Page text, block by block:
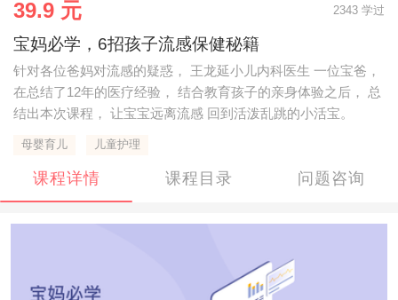
39.9 元 2343 学过
宝妈必学，6招孩子流感保健秘籍
针对各位爸妈对流感的疑惑， 王龙延小儿内科医生 一位宝爸，
在总结了12年的医疗经验， 结合教育孩子的亲身体验之后， 总
结出本次课程， 让宝宝远离流感 回到活泼乱跳的小活宝。
母婴育儿 儿童护理
课程详情 课程目录 问题咨询